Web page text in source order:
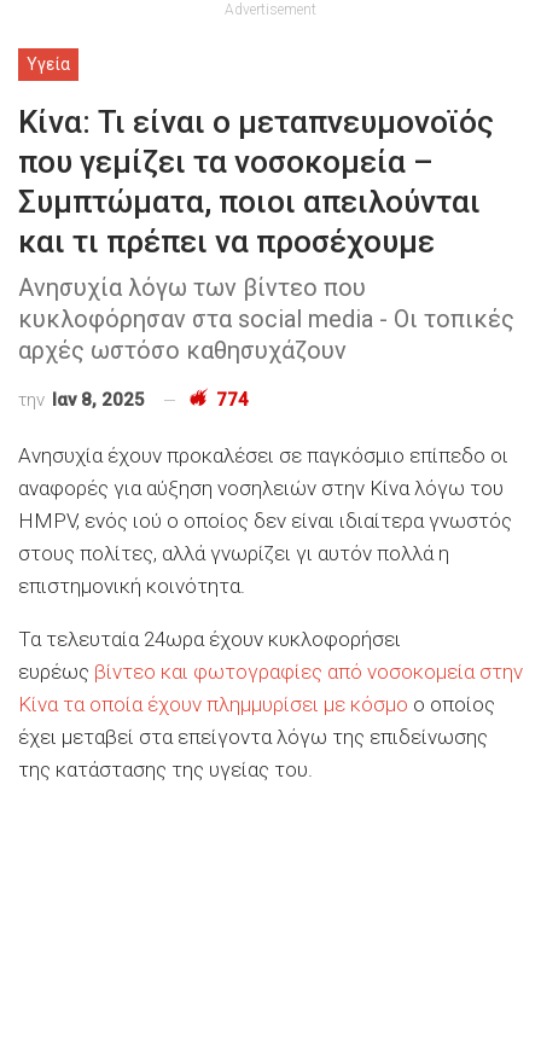
Advertisement
Υγεία
Κίνα: Τι είναι ο μεταπνευμονοϊός
που γεμίζει τα νοσοκομεία –
Συμπτώματα, ποιοι απειλούνται
και τι πρέπει να προσέχουμε
Ανησυχία λόγω των βίντεο που
κυκλοφόρησαν στα social media - Οι τοπικές
αρχές ωστόσο καθησυχάζουν
την Ιαν 8, 2025 774
Ανησυχία έχουν προκαλέσει σε παγκόσμιο επίπεδο οι
αναφορές για αύξηση νοσηλειών στην Κίνα λόγω του
HMPV, ενός ιού ο οποίος δεν είναι ιδιαίτερα γνωστός
στους πολίτες, αλλά γνωρίζει γι αυτόν πολλά η
επιστημονική κοινότητα.
Τα τελευταία 24ωρα έχουν κυκλοφορήσει
ευρέως βίντεο και φωτογραφίες από νοσοκομεία στην
Κίνα τα οποία έχουν πλημμυρίσει με κόσμο ο οποίος
έχει μεταβεί στα επείγοντα λόγω της επιδείνωσης
της κατάστασης της υγείας του.